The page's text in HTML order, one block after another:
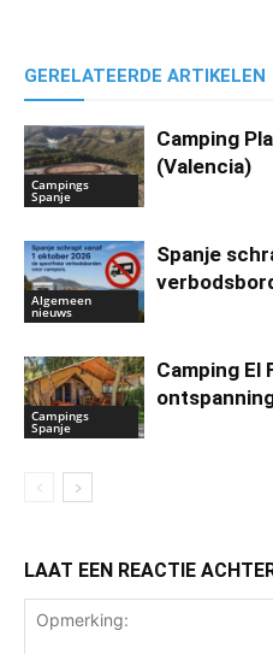
GERELATEERDE ARTIKELEN
Campings
Spanje
Camping
(Valencia)
Algemeen
nieuws
Spanje
Campings
Spanje
Camping El
LAAT EEN REACTIE